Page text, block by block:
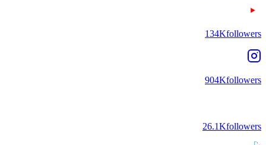
134Kfollowers
904Kfollowers
26.1Kfollowers